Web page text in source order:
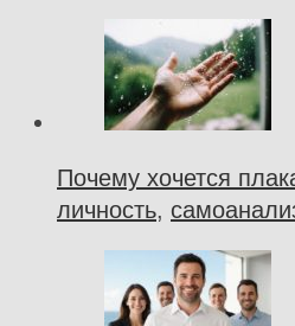
Почему хочется
личность,